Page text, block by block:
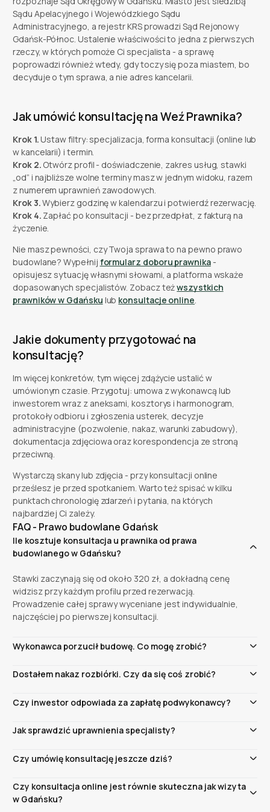
Sądu Apelacyjnego i Wojewódzkiego Sądu
Administracyjnego, a rejestr KRS prowadzi Sąd Rejonowy
Gdańsk-Północ. Ustalenie właściwości to jedna z pierwszych
rzeczy, w których pomoże Ci specjalista - a sprawę
poprowadzi również wtedy, gdy toczy się poza miastem, bo
decyduje o tym sprawa, a nie adres kancelarii.
Jak umówić konsultację na Weź Prawnika?
Krok 1.Ustaw filtry: specjalizacja, forma konsultacji (online lub
w kancelarii) i termin.
Krok 2. Otwórz profil - doświadczenie, zakres usług, stawki
„od” i najbliższe wolne terminy masz w jednym widoku, razem
z numerem uprawnień zawodowych.
Krok 3.Wybierz godzinę w kalendarzu i potwierdź rezerwację.
Krok 4. Zapłać po konsultacji - bez przedpłat, z fakturą na
życzenie.
Nie masz pewności, czy Twoja sprawa to na pewno prawo
budowlane? Wypełnij formularz doboru prawnika-
opisujesz sytuację własnymi słowami, a platforma wskaże
dopasowanych specjalistów. Zobacz teżwszystkich
prawników w Gdańsku lub konsultacje online.
Jakie dokumenty przygotować na
konsultację?
Im więcej konkretów, tym więcej zdążycie ustalić w
umówionym czasie. Przygotuj: umowa z wykonawcą lub
inwestorem wraz z aneksami, kosztorys i harmonogram,
protokoły odbioru i zgłoszenia usterek, decyzje
administracyjne (pozwolenie, nakaz, warunki zabudowy),
dokumentacja zdjęciowa oraz korespondencja ze stroną
przeciwną.
Wystarczą skany lub zdjęcia - przy konsultacji online
prześlesz je przed spotkaniem. Warto też spisać w kilku
punktach chronologię zdarzeń i pytania, na których
najbardziej Ci zależy.
FAQ - Prawo budowlane Gdańsk
Ile kosztuje konsultacja u prawnika od prawa
budowlanego w Gdańsku?
Stawki zaczynają się od około 320 zł, a dokładną cenę
widzisz przy każdym profilu przed rezerwacją.
Prowadzenie całej sprawy wyceniane jest indywidualnie,
najczęściej po pierwszej konsultacji.
Wykonawca porzucił budowę. Co mogę zrobić?
Kolejność ma znaczenie: wezwanie do kontynuowania
umowy i wykonanie zastępcze na koszt wykonawcy, a na
końcu roszczenie odszkodowawcze. Zły pierwszy krok
na konsultacji.
Dostałem nakaz rozbiórki. Czy da się coś zrobić?
Często tak, bo część samowoli podlega legalizacji.
Kluczowy jest jednak czternastodniowy termin na
odwołanie od decyzji. Jeśli już biegnie, umów
konsultację jeszcze tego samego dnia, choćby online.
Czy inwestor odpowiada za zapłatę podwykonawcy?
W określonych sytuacjach tak, solidarnie z wykonawcą,
przepisami. Ocena zależy od treści umów i dokumentów
zgłoszeniowych, więc wymaga analizy specjalisty.
Jak sprawdzić uprawnienia specjalisty?
Na Weź Prawnika weryfikacja danych zawodowych
odbywa się przed publikacją profilu, a numer wpisu na
listę adwokatów lub radców prawnych jest widoczny na
karcie. Możesz go porównać z oficjalnym rejestrem
samorządu zawodowego.
Czy umówię konsultację jeszcze dziś?
Często tak - ustaw filtr „Dziś”, a zobaczysz specjalistów
z wolnymi terminami na bieżący dzień, zwykle online.
Czy konsultacja online jest równie skuteczna jak wizyta
w Gdańsku?